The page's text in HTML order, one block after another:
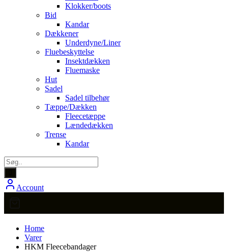
Klokker/boots
Bid
Kandar
Dækkener
Underdyne/Liner
Fluebeskyttelse
Insektdækken
Fluemaske
Hut
Sadel
Sadel tilbehør
Tæppe/Dækken
Fleecetæppe
Lændedækken
Trense
Kandar
Account
Home
Varer
HKM Fleecebandager